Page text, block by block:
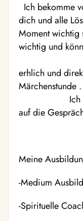
Ich bekomme
dich und alle
Moment wichtig
wichtig und
Ich
erhlich und
Ich freue
auf die
Meine
-Medium
-Spirituelle